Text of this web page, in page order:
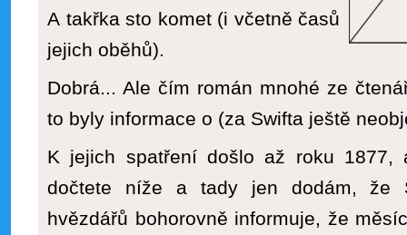
A takřka sto komet (i včetně časů
jejich oběhů).
Dobrá... Ale čím román mnohé ze
to byly informace o (za Swifta ještě
K jejich spatření došlo až roku
dočtete níže a tady jen dodám, že
hvězdářů bohorovně informuje, že